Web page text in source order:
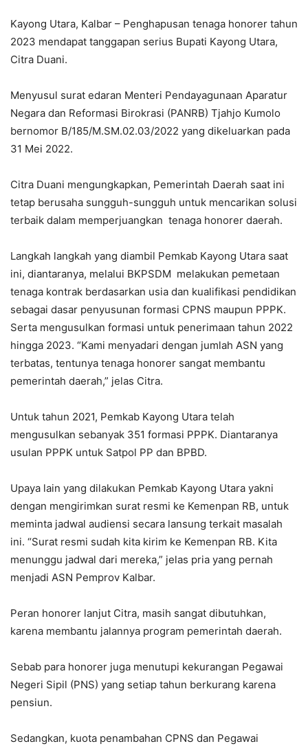
Kayong Utara, Kalbar – Penghapusan tenaga honorer tahun
2023 mendapat tanggapan serius Bupati Kayong Utara,
Citra Duani.
Menyusul surat edaran Menteri Pendayagunaan Aparatur
Negara dan Reformasi Birokrasi (PANRB) Tjahjo Kumolo
bernomor B/185/M.SM.02.03/2022 yang dikeluarkan pada
31 Mei 2022.
Citra Duani mengungkapkan, Pemerintah Daerah saat ini
tetap berusaha sungguh-sungguh untuk mencarikan solusi
terbaik dalam memperjuangkan tenaga honorer daerah.
Langkah langkah yang diambil Pemkab Kayong Utara saat
ini, diantaranya, melalui BKPSDM melakukan pemetaan
tenaga kontrak berdasarkan usia dan kualifikasi pendidikan
sebagai dasar penyusunan formasi CPNS maupun PPPK.
Serta mengusulkan formasi untuk penerimaan tahun 2022
hingga 2023. “Kami menyadari dengan jumlah ASN yang
terbatas, tentunya tenaga honorer sangat membantu
pemerintah daerah,” jelas Citra.
Untuk tahun 2021, Pemkab Kayong Utara telah
mengusulkan sebanyak 351 formasi PPPK. Diantaranya
usulan PPPK untuk Satpol PP dan BPBD.
Upaya lain yang dilakukan Pemkab Kayong Utara yakni
dengan mengirimkan surat resmi ke Kemenpan RB, untuk
meminta jadwal audiensi secara lansung terkait masalah
ini. “Surat resmi sudah kita kirim ke Kemenpan RB. Kita
menunggu jadwal dari mereka,” jelas pria yang pernah
menjadi ASN Pemprov Kalbar.
Peran honorer lanjut Citra, masih sangat dibutuhkan,
karena membantu jalannya program pemerintah daerah.
Sebab para honorer juga menutupi kekurangan Pegawai
Negeri Sipil (PNS) yang setiap tahun berkurang karena
pensiun.
Sedangkan, kuota penambahan CPNS dan Pegawai